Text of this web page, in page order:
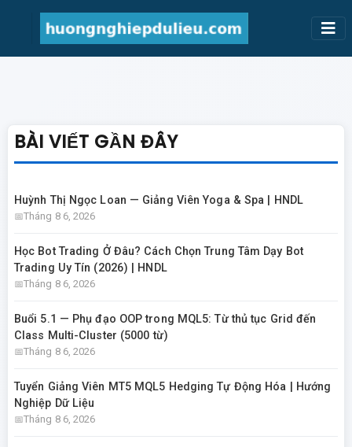
BÀI VIẾT GẦN ĐÂY
Huỳnh Thị Ngọc Loan — Giảng Viên Yoga & Spa | HNDL
Tháng 8 6, 2026
Học Bot Trading Ở Đâu? Cách Chọn Trung Tâm Dạy Bot
Trading Uy Tín (2026) | HNDL
Tháng 8 6, 2026
Buổi 5.1 — Phụ đạo OOP trong MQL5: Từ thủ tục Grid đến
Class Multi-Cluster (5000 từ)
Tháng 8 6, 2026
Tuyển Giảng Viên MT5 MQL5 Hedging Tự Động Hóa | Hướng
Nghiệp Dữ Liệu
Tháng 8 6, 2026